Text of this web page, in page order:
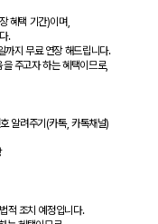
혜택 기간)이며,
.
까지 무료 연장 해드립니다.
주고자 하는 혜택이므로,
알려주기(카톡, 카톡채널)
적 조치 예정입니다.